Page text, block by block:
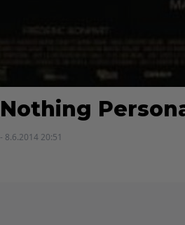
Nothing
- 8.6.2014 20:51